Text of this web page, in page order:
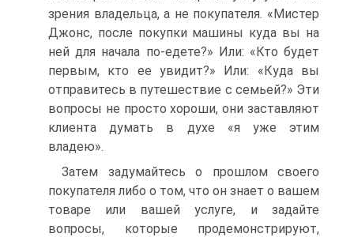
зрения владельца, а не покупателя. «Мистер
Джонс, после покупки машины куда вы на
ней для начала по-едете?» Или: «Кто будет
первым, кто ее увидит?» Или: «Куда вы
отправитесь в путешествие с семьей?» Эти
вопросы не просто хороши, они заставляют
клиента думать в духе «я уже этим
владею».
Затем задумайтесь о прошлом своего
покупателя либо о том, что он знает о вашем
товаре или вашей услуге, и задайте
вопросы, которые продемонстрируют,